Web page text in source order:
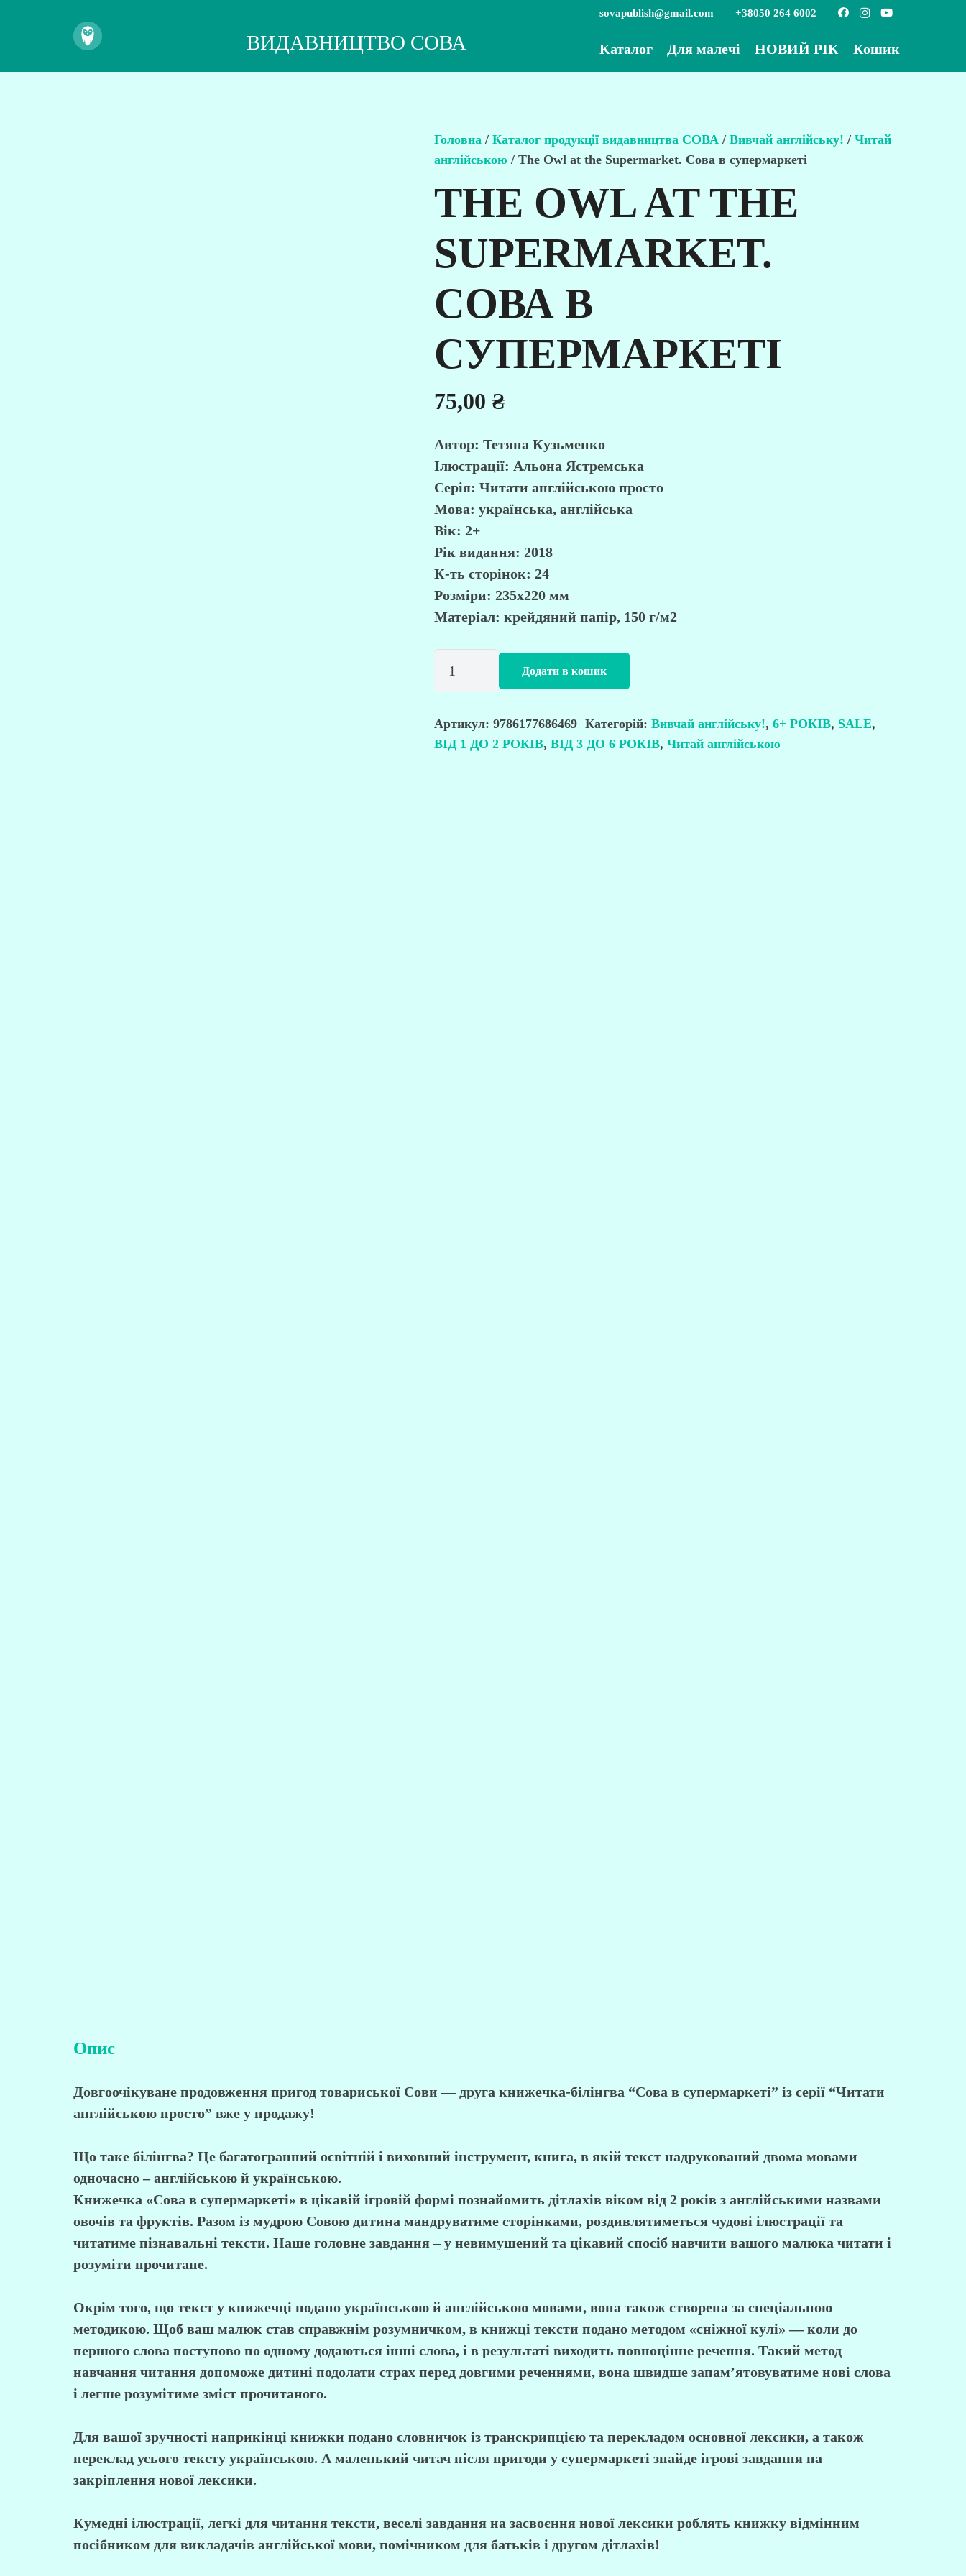
ВИДАВНИЦТВО СОВА
sovapublish@gmail.com +38050 264 6002
Каталог Для малечі НОВИЙ РІК Кошик
Головна/ Каталог продукції видавництва СОВА/ Вивчай англійську! / Читай
англійською / The Owl at the Supermarket. Сова в супермаркеті
THE OWL AT THE
SUPERMARKET.
СОВА В
СУПЕРМАРКЕТІ
75,00 ₴
Автор: Тетяна Кузьменко
Ілюстрації: Альона Ястремська
Серія: Читати англійською просто
Мова: українська, англійська
Вік: 2+
Рік видання: 2018
К-ть сторінок: 24
Розміри: 235х220 мм
Матеріал: крейдяний папір, 150 г/м2
Owl
the
Supermarket.
Додати в кошик
Артикул: 9786177686469 Категорій: Вивчай англійську!, 6+ РОКІВ, SALE,
ВІД 1 ДО 2 РОКІВ, ВІД 3 ДО 6 РОКІВ, Читай англійською
Опис
Довгоочікуване продовження пригод товариської Сови — друга книжечка-білінгва “Сова в супермаркеті” із серії “Читати
англійською просто” вже у продажу!
Що таке білінгва? Це багатогранний освітній і виховний інструмент, книга, в якій текст надрукований двома мовами
одночасно – англійською й українською.
Книжечка «Сова в супермаркеті» в цікавій ігровій формі познайомить дітлахів віком від 2 років з англійськими назвами
овочів та фруктів. Разом із мудрою Совою дитина мандруватиме сторінками, роздивлятиметься чудові ілюстрації та
читатиме пізнавальні тексти. Наше головне завдання – у невимушений та цікавий спосіб навчити вашого малюка читати і
розуміти прочитане.
Окрім того, що текст у книжечці подано українською й англійською мовами, вона також створена за спеціальною
методикою. Щоб ваш малюк став справжнім розумничком, в книжці тексти подано методом «сніжної кулі» — коли до
першого слова поступово по одному додаються інші слова, і в результаті виходить повноцінне речення. Такий метод
навчання читання допоможе дитині подолати страх перед довгими реченнями, вона швидше запам’ятовуватиме нові слова
і легше розумітиме зміст прочитаного.
Для вашої зручності наприкінці книжки подано словничок із транскрипцією та перекладом основної лексики, а також
переклад усього тексту українською. А маленький читач після пригоди у супермаркеті знайде ігрові завдання на
закріплення нової лексики.
Кумедні ілюстрації, легкі для читання тексти, веселі завдання на засвоєння нової лексики роблять книжку відмінним
посібником для викладачів англійської мови, помічником для батьків і другом дітлахів!